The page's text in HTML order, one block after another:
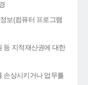
보(컴퓨터 프로그램
등 지적재산권에 대한
손상시키거나 업무를